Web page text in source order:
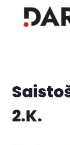
2.K.